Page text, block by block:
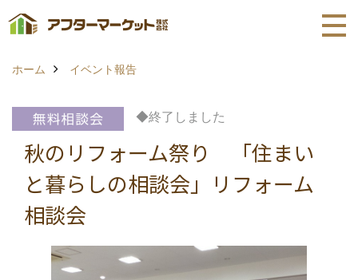
ホーム イベント報告
◆終了しました
秋のリフォーム祭り 「住まい
と暮らしの相談会」リフォーム
相談会